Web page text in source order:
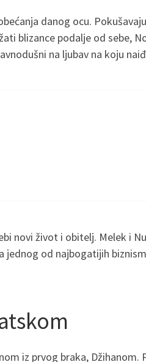
danog ocu.
blizance podalje od sebe,
na ljubav na koju
novi život i obitelj. Melek i
jednog od najbogatijih
iz prvog braka,